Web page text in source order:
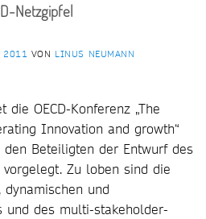
Netzgipfel
2011 VON LINUS NEUMANN
OECD-Konferenz „The
Innovation and growth“
Beteiligten der Entwurf des
Zu loben sind die
dynamischen und
und des multi-stakeholder-